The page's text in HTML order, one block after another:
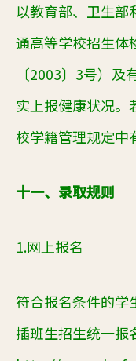
以教育部、卫生部
通高等学校招生体
〔2003〕 3号）及
实上报健康状况。
校学籍管理规定中
十一、录取规则
1.网上报名
符合报名条件的学
插班生招生统一报